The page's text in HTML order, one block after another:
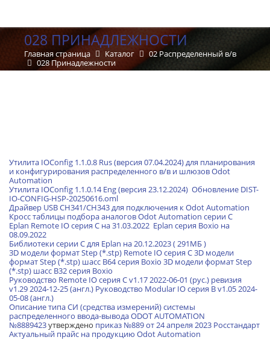
028 ПРИНАДЛЕЖНОСТИ
Главная страница Каталог
02 Распределенный в/в
028 Принадлежности
Утилита IOConfig 1.1.0.8 Rus (версия 07.04.2024) для планирования
и конфигурирования распределенного в/в и шлюзов Odot
Automation
Утилита IOConfig 1.1.0.14 Eng (версия 23.12.2024) Обновление DIST-
IO-CONFIG-HSP-20250616.oml
Драйвер USB CH341/CH343 для подключения к Odot Automation
Кросс таблицы подбора аналогов Odot Automation серии С
Eplan Remote IO серия C на 31.03.2022 Eplan серия Boxio на
08.09.2022
Библиотеки серии C для Eplan на 20.12.2023 ( 291МБ )
3D модели формат Step (*.stp) Remote IO серия C3D модели
формат Step (*.stp) шасс B64 серия Boxio 3D модели формат Step
(*.stp) шасс B32 серия Boxio
Руководство Remote IO серия С v1.17 2022-06-01 (рус.) ревизия
v1.29 2024-12-25 (англ.) Руководство Modular IO серия B v1.05 2024-
05-08 (англ.)
Описание типа СИ (средства измерений) системы
распределенного ввода-вывода ODOT AUTOMATION
№8889423утверждено приказ №889 от 24 апреля 2023 Росстандарт
Актуальный прайс на продукцию Odot Automation